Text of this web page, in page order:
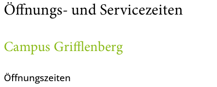
Öffnungs- und Servicezeiten
Campus Grifflenberg
Öffnungszeiten